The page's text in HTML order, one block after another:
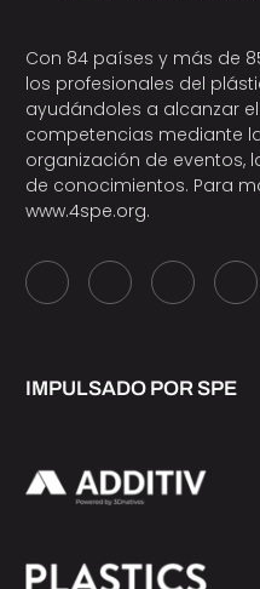
Con 84 países y más de
los profesionales del
ayudándoles a alcanzar
competencias mediante
organización de eventos,
de conocimientos. Para
www.4spe.org.
IMPULSADO POR SPE